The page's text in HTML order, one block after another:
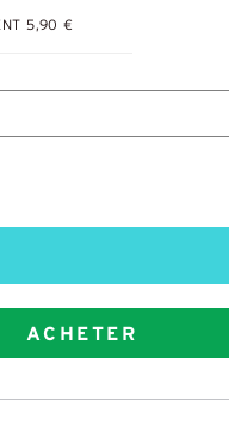
5,90 €
ACHETER